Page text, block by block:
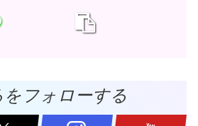
をフォローする